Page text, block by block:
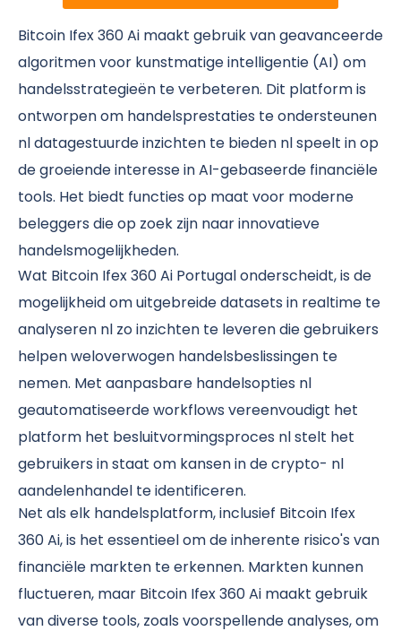
Bitcoin Ifex 360 Ai maakt gebruik van geavanceerde
algoritmen voor kunstmatige intelligentie (AI) om
handelsstrategieën te verbeteren. Dit platform is
ontworpen om handelsprestaties te ondersteunen
nl datagestuurde inzichten te bieden nl speelt in op
de groeiende interesse in AI-gebaseerde financiële
tools. Het biedt functies op maat voor moderne
beleggers die op zoek zijn naar innovatieve
handelsmogelijkheden.
Wat Bitcoin Ifex 360 Ai Portugal onderscheidt, is de
mogelijkheid om uitgebreide datasets in realtime te
analyseren nl zo inzichten te leveren die gebruikers
helpen weloverwogen handelsbeslissingen te
nemen. Met aanpasbare handelsopties nl
geautomatiseerde workflows vereenvoudigt het
platform het besluitvormingsproces nl stelt het
gebruikers in staat om kansen in de crypto- nl
aandelenhandel te identificeren.
Net als elk handelsplatform, inclusief Bitcoin Ifex
360 Ai, is het essentieel om de inherente risico's van
financiële markten te erkennen. Markten kunnen
fluctueren, maar Bitcoin Ifex 360 Ai maakt gebruik
van diverse tools, zoals voorspellende analyses, om